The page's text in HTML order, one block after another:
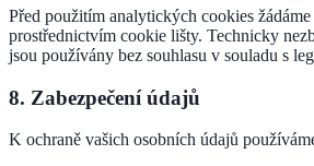
Před použitím analytických cookies žádáme
prostřednictvím cookie lišty. Technicky
jsou používány bez souhlasu v souladu s
8. Zabezpečení údajů
K ochraně vašich osobních údajů